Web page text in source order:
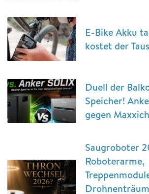
E-Bike Akku
kostet der
Duell der
Speicher!
gegen
Saugroboter
Roboterarme,